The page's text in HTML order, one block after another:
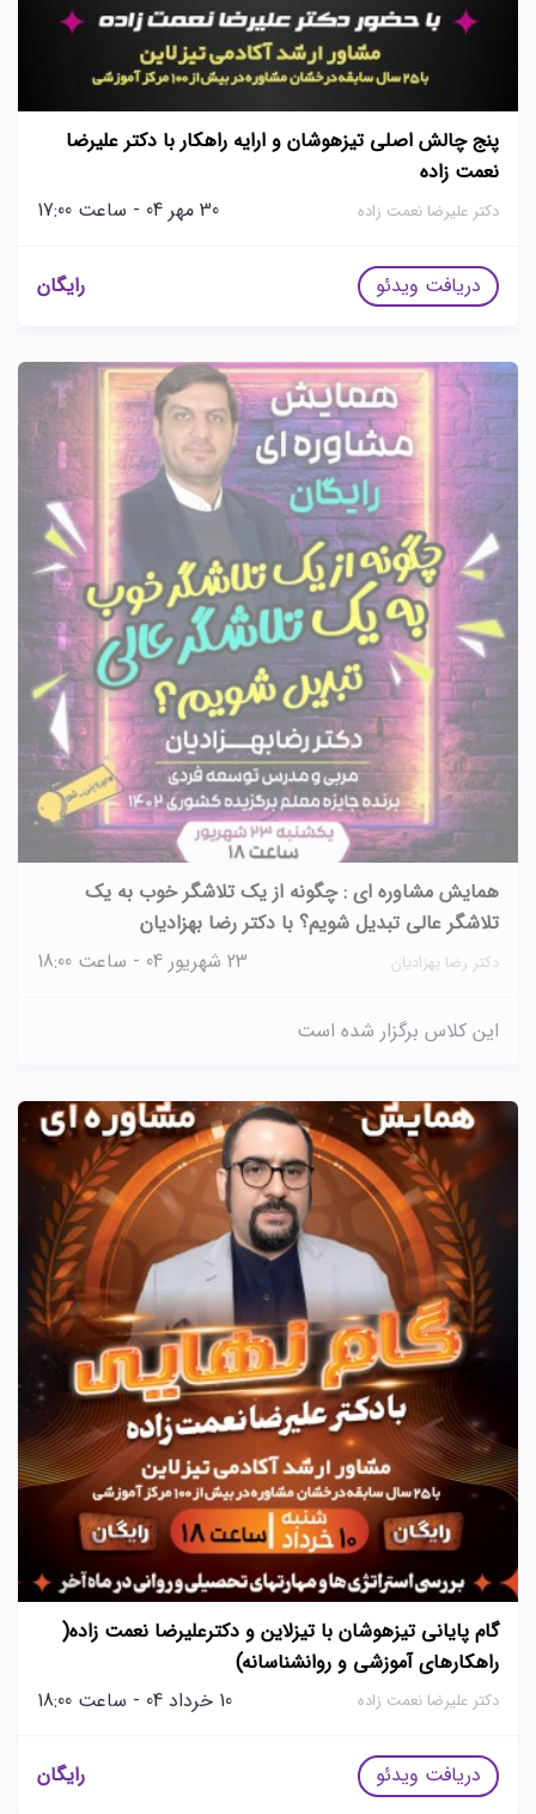
پنج چالش اصلی تیزهوشان و ارایه راهکار با دکتر علیرضا
نعمت زاده
دکتر علیرضا نعمت زاده 30 مهر 04 - ساعت 17:00
دریافت ویدئو رایگان
همایش مشاوره ای : چگونه از یک تلاشگر خوب به یک
تلاشگر عالی تبدیل شویم؟ با دکتر رضا بهزادیان
دکتر رضا بهزادیان 23 شهریور 04 - ساعت 18:00
این کلاس برگزار شده است
گام پایانی تیزهوشان با تیزلاین و دکترعلیرضا نعمت زاده(
راهکارهای آموزشی و روانشناسانه)
دکتر علیرضا نعمت زاده 10 خرداد 04 - ساعت 18:00
دریافت ویدئو رایگان